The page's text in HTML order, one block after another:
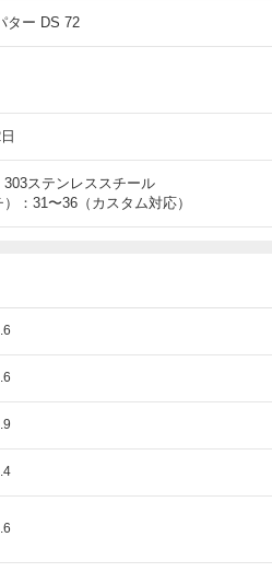
ター DS 72
ステンレススチール
：31〜36（カスタム対応）